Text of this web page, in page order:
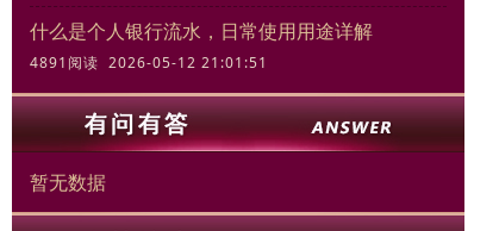
什么是个人银行流水，日常使用用途详解
4891阅读 2026-05-12 21:01:51
暂无数据